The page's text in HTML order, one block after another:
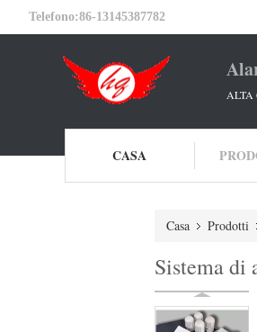
Telefono:86-13145387782
ALTA
CASA
Casa Prodotti
Sistema di